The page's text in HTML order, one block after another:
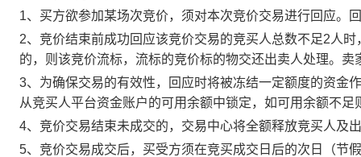
1、买方欲参加某场次竞价，须对本次竞价交易进行回应。
2、竞价结束前成功回应该竞价交易的竞买人总数不足2人
的，则该竞价流标，流标的竞价标的物交还出卖人处理。
3、为确保交易的有效性，回应时将被冻结一定额度的资金
从竞买人平台资金账户的可用余额中锁定，如可用余额不足
4、竞价交易结束未成交的，交易中心将全额释放竞买人及
5、竞价交易成交后，买受方须在竞买成交日后的次日（节